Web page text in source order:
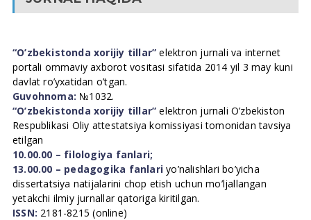
“O’zbekistonda xorijiy tillar” elektron jurnali va internet
portali ommaviy axborot vositasi sifatida 2014 yil 3 may kuni
davlat ro’yxatidan o’tgan.
Guvohnoma: №1032.
“O’zbekistonda xorijiy tillar” elektron jurnali O’zbekiston
Respublikasi Oliy attestatsiya komissiyasi tomonidan tavsiya
etilgan
10.00.00 – filologiya fanlari;
13.00.00 – pedagogika fanlari yo’nalishlari bo’yicha
dissertatsiya natijalarini chop etish uchun mo’ljallangan
yetakchi ilmiy jurnallar qatoriga kiritilgan.
ISSN: 2181-8215 (online)